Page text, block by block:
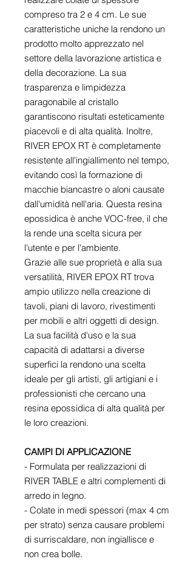
compreso tra 2 e 4 cm. Le sue
caratteristiche uniche la rendono un
prodotto molto apprezzato nel
settore della lavorazione artistica e
della decorazione. La sua
trasparenza e limpidezza
paragonabile al cristallo
garantiscono risultati esteticamente
piacevoli e di alta qualità. Inoltre,
RIVER EPOX RT è completamente
resistente all'ingiallimento nel tempo,
evitando così la formazione di
macchie biancastre o aloni causate
dall'umidità nell'aria. Questa resina
epossidica è anche VOC-free, il che
la rende una scelta sicura per
l'utente e per l'ambiente.
Grazie alle sue proprietà e alla sua
versatilità, RIVER EPOX RT trova
ampio utilizzo nella creazione di
tavoli, piani di lavoro, rivestimenti
per mobili e altri oggetti di design.
La sua facilità d'uso e la sua
capacità di adattarsi a diverse
superfici la rendono una scelta
ideale per gli artisti, gli artigiani e i
professionisti che cercano una
resina epossidica di alta qualità per
le loro creazioni.
CAMPI DI APPLICAZIONE
- Formulata per realizzazioni di
RIVER TABLE e altri complementi di
arredo in legno.
- Colate in medi spessori (max 4 cm
per strato) senza causare problemi
di surriscaldare, non ingiallisce e
non crea bolle.